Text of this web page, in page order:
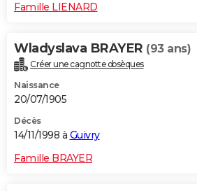
Famille LIENARD
Wladyslava BRAYER (93 ans)
Créer une cagnotte obsèques
Naissance
20/07/1905
Décès
14/11/1998 à Guivry
Famille BRAYER